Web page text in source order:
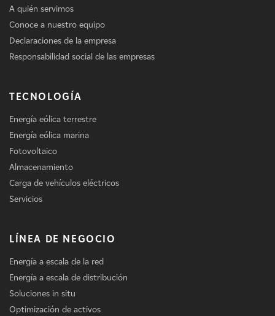
A quién servimos
Conoce a nuestro equipo
Declaraciones de la empresa
Responsabilidad social de las empresas
TECNOLOGÍA
Energía eólica terrestre
Energía eólica marina
Fotovoltaico
Almacenamiento
Carga de vehículos eléctricos
Servicios
LÍNEA DE NEGOCIO
Energía a escala de la red
Energía a escala de distribución
Soluciones in situ
Optimización de activos